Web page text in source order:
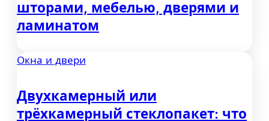
шторами, мебелью, дверями и
ламинатом
Окна и двери
Двухкамерный или
трёхкамерный стеклопакет: что